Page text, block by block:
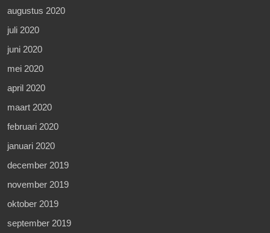
augustus 2020
juli 2020
juni 2020
mei 2020
april 2020
maart 2020
februari 2020
januari 2020
december 2019
november 2019
oktober 2019
september 2019